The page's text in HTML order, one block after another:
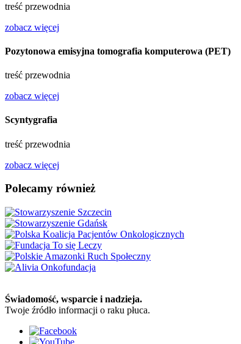
treść przewodnia
zobacz więcej
Pozytonowa emisyjna tomografia komputerowa (PET)
treść przewodnia
zobacz więcej
Scyntygrafia
treść przewodnia
zobacz więcej
Polecamy również
Świadomość, wsparcie i nadzieja.
Twoje źródło informacji o raku płuca.